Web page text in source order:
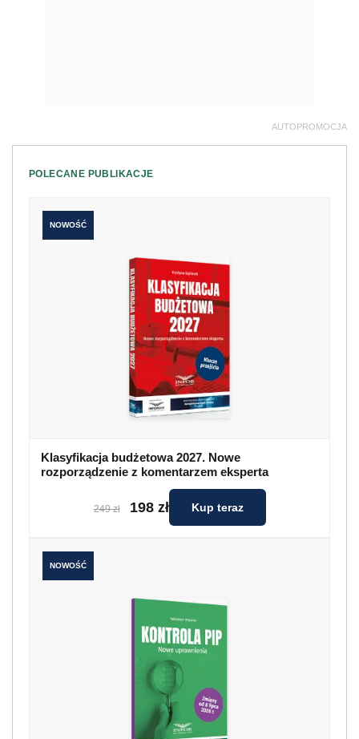
AUTOPROMOCJA
POLECANE PUBLIKACJE
NOWOŚĆ
Klasyfikacja budżetowa 2027. Nowe
rozporządzenie z komentarzem eksperta
249 zł 198 zł Kup teraz
NOWOŚĆ